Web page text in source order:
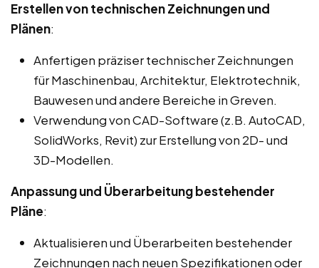
Erstellen von technischen Zeichnungen und
Plänen:
Anfertigen präziser technischer Zeichnungen
für Maschinenbau, Architektur, Elektrotechnik,
Bauwesen und andere Bereiche in Greven.
Verwendung von CAD-Software (z.B. AutoCAD,
SolidWorks, Revit) zur Erstellung von 2D- und
3D-Modellen.
Anpassung und Überarbeitung bestehender
Pläne:
Aktualisieren und Überarbeiten bestehender
Zeichnungen nach neuen Spezifikationen oder